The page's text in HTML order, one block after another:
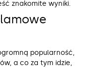
znakomite wyniki.
popularność,
a co za tym idzie,